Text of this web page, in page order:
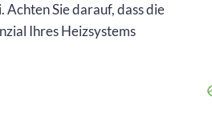
Achten Sie darauf, dass die
Ihres Heizsystems